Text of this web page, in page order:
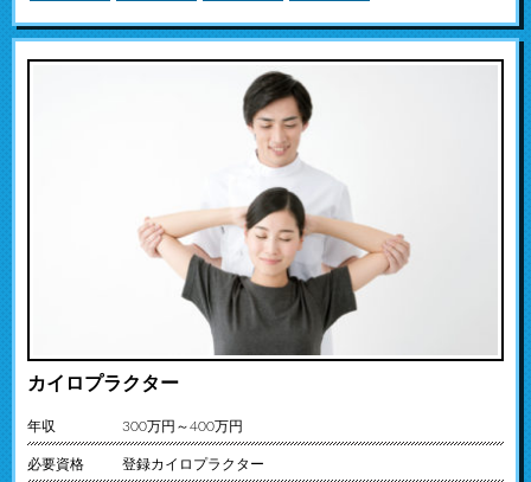
カイロプラクター
年収 300万円～400万円
必要資格 登録カイロプラクター